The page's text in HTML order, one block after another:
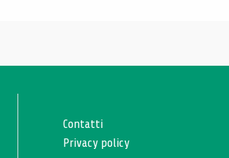
Contatti
Privacy policy